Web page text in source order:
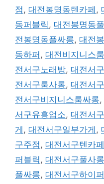
점, 대전봉명동텐카페 ,
동퍼블릭, 대전봉명동
전봉명동풀싸롱, 대전
동하퍼 , 대전비지니스
전서구노래방, 대전서
전서구룸사롱, 대전서
전서구비지니스룸싸롱,
서구유흥업소, 대전서
게 , 대전서구일부가게 ,
구주점, 대전서구텐카페
퍼블릭, 대전서구풀사롱
풀싸롱, 대전서구하이